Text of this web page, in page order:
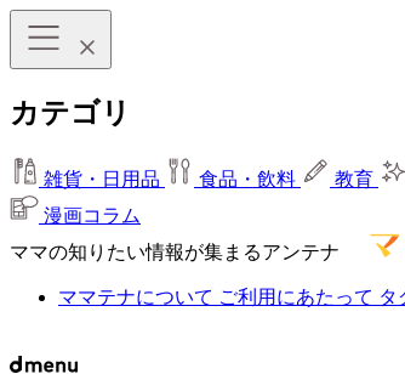
カテゴリ
雑貨・日用品 食品・飲料 教育
漫画コラム
ママの知りたい情報が集まるアンテナ
ママテナについて ご利用にあたって タ